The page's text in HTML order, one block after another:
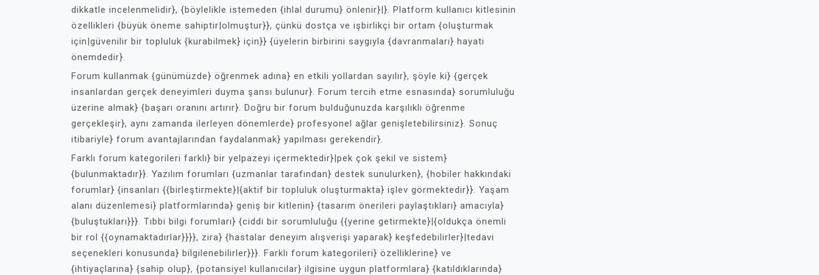
dikkatle incelenmelidir}, {böylelikle istemeden {ihlal durumu} önlenir}|}. Platform kullanıcı kitlesinin
özellikleri {büyük öneme sahiptir|olmuştur}}, çünkü dostça ve işbirlikçi bir ortam {oluşturmak
için|güvenilir bir topluluk {kurabilmek} için}} {üyelerin birbirini saygıyla {davranmaları} hayati
önemdedir}.
Forum kullanmak {günümüzde} öğrenmek adına} en etkili yollardan sayılır}, şöyle ki} {gerçek
insanlardan gerçek deneyimleri duyma şansı bulunur}. Forum tercih etme esnasında} sorumluluğu
üzerine almak} {başarı oranını artırır}. Doğru bir forum bulduğunuzda karşılıklı öğrenme
gerçekleşir}, aynı zamanda ilerleyen dönemlerde} profesyonel ağlar genişletebilirsiniz}. Sonuç
itibariyle} forum avantajlarından faydalanmak} yapılması gerekendir}.
Farklı forum kategorileri farklı} bir yelpazeyi içermektedir}|pek çok şekil ve sistem}
{bulunmaktadır}}. Yazılım forumları {uzmanlar tarafından} destek sunulurken}, {hobiler hakkındaki
forumlar} {insanları {{birleştirmekte}|{aktif bir topluluk oluşturmakta} işlev görmektedir}}. Yaşam
alanı düzenlemesi} platformlarında} geniş bir kitlenin} {tasarım önerileri paylaştıkları} amacıyla}
{buluştukları}}}. Tıbbi bilgi forumları} {ciddi bir sorumluluğu {{yerine getirmekte}|{oldukça önemli
bir rol {{oynamaktadırlar}}}}, zira} {hastalar deneyim alışverişi yaparak} keşfedebilirler}|tedavi
seçenekleri konusunda} bilgilenebilirler}}}. Farklı forum kategorileri} özelliklerine} ve
{ihtiyaçlarına} {sahip olup}, {potansiyel kullanıcılar} ilgisine uygun platformlara} {katıldıklarında}